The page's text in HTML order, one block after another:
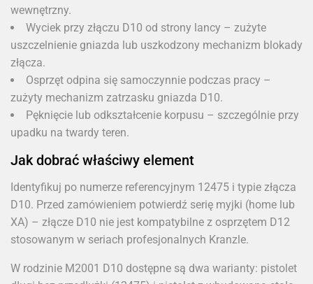
wewnętrzny.
Wyciek przy złączu D10 od strony lancy – zużyte
uszczelnienie gniazda lub uszkodzony mechanizm blokady
złącza.
Osprzęt odpina się samoczynnie podczas pracy –
zużyty mechanizm zatrzasku gniazda D10.
Pęknięcie lub odkształcenie korpusu – szczególnie przy
upadku na twardy teren.
Jak dobrać właściwy element
Identyfikuj po numerze referencyjnym 12475 i typie złącza
D10. Przed zamówieniem potwierdź serię myjki (home lub
XA) – złącze D10 nie jest kompatybilne z osprzętem D12
stosowanym w seriach profesjonalnych Kranzle.
W rodzinie M2001 D10 dostępne są dwa warianty: pistolet